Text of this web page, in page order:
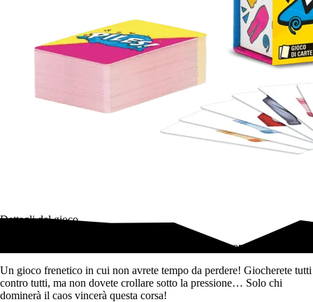
Dettagli del gioco
Divertimento in famiglia fino a 8 giocatori, anche 1 contro 1.
Un gioco frenetico in cui non avrete tempo da perdere! Giocherete tutti
contro tutti, ma non dovete crollare sotto la pressione… Solo chi
dominerà il caos vincerà questa corsa!